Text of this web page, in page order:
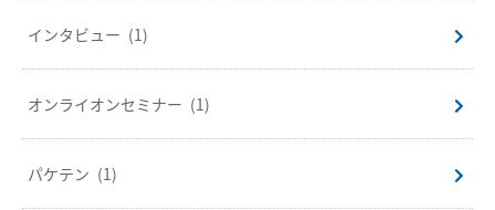
インタビュー (1)
オンライオンセミナー (1)
パケテン (1)